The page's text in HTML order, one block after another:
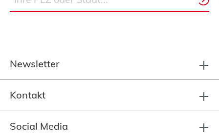
Newsletter
Kontakt
Social Media